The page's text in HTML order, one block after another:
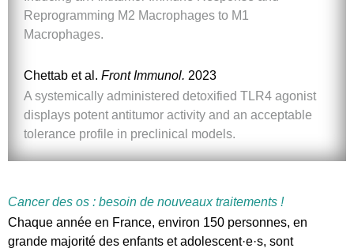
Reprogramming M2 Macrophages to M1
Macrophages.
Chettab et al. Front Immunol. 2023
A systemically administered detoxified TLR4 agonist
displays potent antitumor activity and an acceptable
tolerance profile in preclinical models.
Cancer des os : besoin de nouveaux traitements !
Chaque année en France, environ 150 personnes, en
grande majorité des enfants et adolescent·e·s, sont